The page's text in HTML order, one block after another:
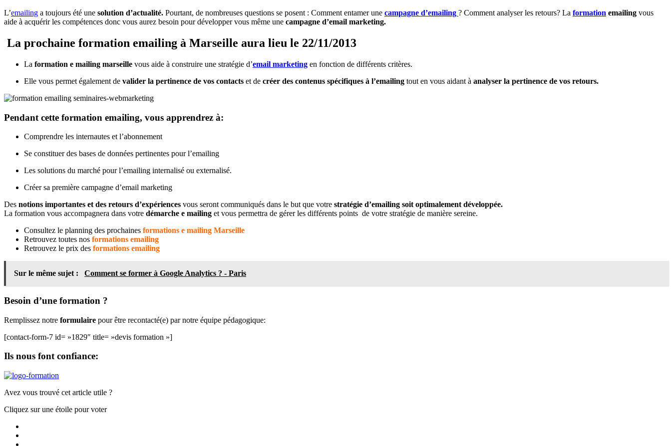
L’emailing a toujours été une solution d’actualité. Pourtant, de nombreuses questions se posent : Comment entamer une campagne d’emailing ? Comment analyser les retours? La formation emailing vous
aide à acquérir les compétences donc vous aurez besoin pour développer vous même une campagne d’email marketing.
La prochaine formation emailing à Marseille aura lieu le 22/11/2013
La formation e mailing marseille vous aide à construire une stratégie d’email marketing en fonction de différents critères.
Elle vous permet également de valider la pertinence de vos contacts et de créer des contenus spécifiques à l’emailing tout en vous aidant à analyser la pertinence de vos retours.
Pendant cette formation emailing, vous apprendrez à:
Comprendre les internautes et l’abonnement
Se constituer des bases de données pertinentes pour l’emailing
Les solutions du marché pour l’emailing internalisé ou externalisé.
Créer sa première campagne d’email marketing
Des notions importantes et des retours d’expériences vous seront communiqués dans le but que votre stratégie d’emailing soit optimalement développée.
La formation vous accompagnera dans votre démarche e mailing et vous permettra de gérer les différents points de votre stratégie de manière sereine.
Consultez le planning des prochaines formations e mailing Marseille
Retrouvez toutes nos formations emailing
Retrouvez le prix des formations emailing
Sur le même sujet : Comment se former à Google Analytics ? - Paris
Besoin d’une formation ?
Remplissez notre formulaire pour être recontacté(e) par notre équipe pédagogique:
[contact-form-7 id= »1829″ title= »devis formation »]
Ils nous font confiance:
Avez vous trouvé cet article utile ?
Cliquez sur une étoile pour voter